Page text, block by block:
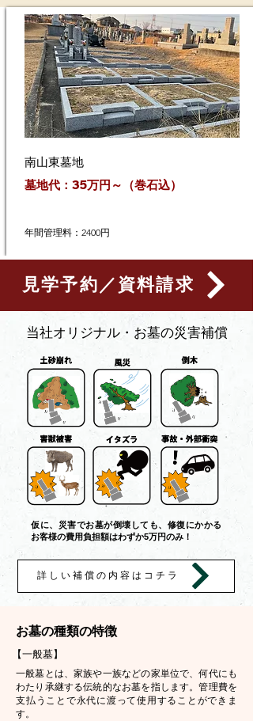
南山東墓地
墓地代：35万円～（巻石込）
年間管理料：2400円
見学予約／資料請求
​当社オリジナル・お墓の災害補償
仮に、災害でお墓が倒壊しても、修復にかかる
お客様の費用負担額はわずか5万円のみ！
詳しい補償の内容はコチラ
お墓の種類の特徴
【一般墓】
一般墓とは、家族や一族などの家単位で、何代にも
わたり承継する伝統的なお墓を指します。管理費を
支払うことで永代に渡って使用することができま
す。